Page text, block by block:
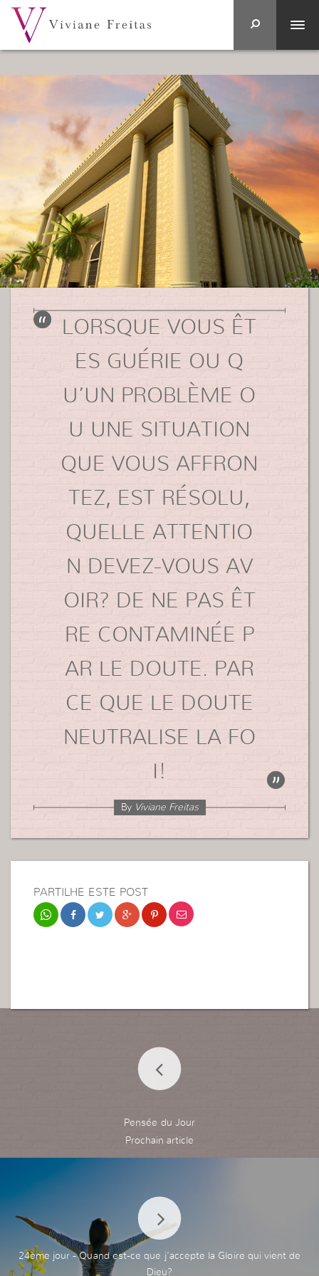
LORSQUE VOUS ÊT
ES GUÉRIE OU Q
U’UN PROBLÈME O
U UNE SITUATION
QUE VOUS AFFRON
TEZ, EST RÉSOLU,
QUELLE ATTENTIO
N DEVEZ-VOUS AV
OIR? DE NE PAS ÊT
RE CONTAMINÉE P
AR LE DOUTE. PAR
CE QUE LE DOUTE
NEUTRALISE LA FO
I!
By Viviane Freitas
PARTILHE ESTE POST
Pensée du Jour
24ème jour - Quand est-ce que j’accepte la Gloire qui vient de
Dieu?